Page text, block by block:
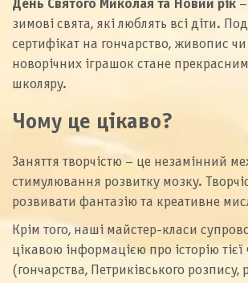
День Святого Миколая та Новий рік
зимові свята, які люблять всі діти.
сертифікат на гончарство, живопис
новорічних іграшок стане
школяру.
Чому це цікаво?
Заняття творчістю – це незамінний
стимулювання розвитку мозку.
розвивати фантазію та креативне
Крім того, наші майстер-класи
цікавою інформацією про історію тієї
(гончарства, Петриківського розпису,